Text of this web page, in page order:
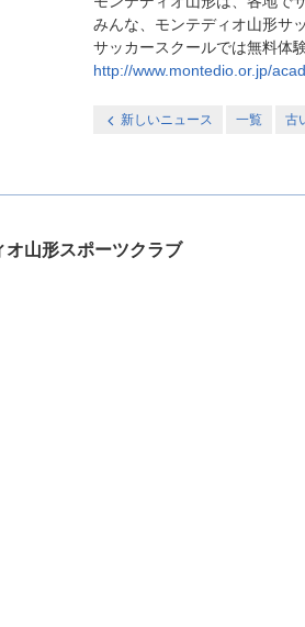
みんな、モンテディオ山形サ
サッカースクールでは無料体
http://www.montedio.or.jp/
新しいニュース 一覧 古
山形スポーツクラブ